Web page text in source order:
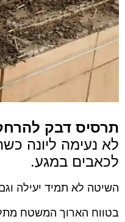
תרסיס דבק
לא נעימה ליונה
לכאבים במגע.
השיטה לא תמיד יעילה
בטווח הארוך המשטח